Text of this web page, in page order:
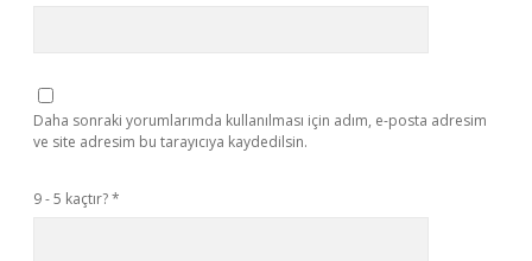
Daha sonraki yorumlarımda kullanılması için adım, e-posta adresim
ve site adresim bu tarayıcıya kaydedilsin.
9 - 5 kaçtır?*